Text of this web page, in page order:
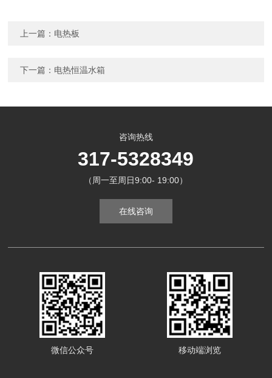
上一篇： 电热板
下一篇： 电热恒温水箱
咨询热线
317-5328349
（周一至周日9:00- 19:00）
在线咨询
微信公众号 移动端浏览